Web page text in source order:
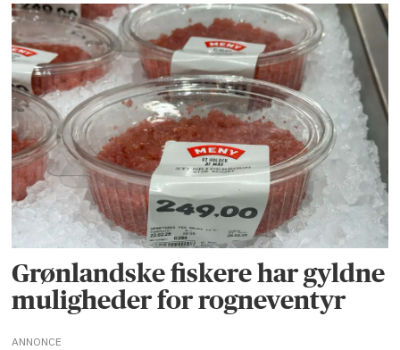
Grønlandske fiskere har gyldne
muligheder for rogneventyr
ANNONCE